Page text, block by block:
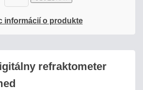
informácií o produkte
refraktometer